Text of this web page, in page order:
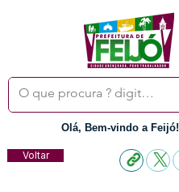
Olá, Bem-vindo a Feijó!
Voltar